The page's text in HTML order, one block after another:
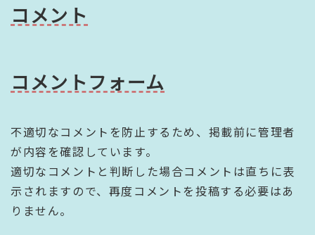
コメント
コメントフォーム
不適切なコメントを防止するため、掲載前に管理者
が内容を確認しています。
適切なコメントと判断した場合コメントは直ちに表
示されますので、再度コメントを投稿する必要はあ
りません。